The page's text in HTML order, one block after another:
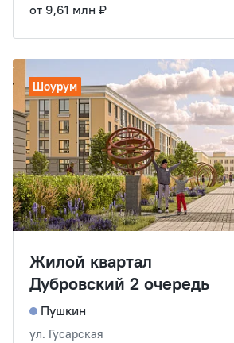
от 9,61 млн ₽
Шоурум
Жилой квартал
Дубровский 2 очередь
Пушкин
ул. Гусарская